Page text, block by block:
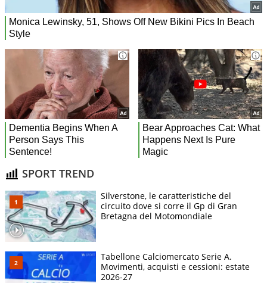
SPORT TREND
Silverstone, le caratteristiche del
circuito dove si corre il Gp di Gran
Bretagna del Motomondiale
Tabellone Calciomercato Serie A.
Movimenti, acquisti e cessioni: estate
2026-27